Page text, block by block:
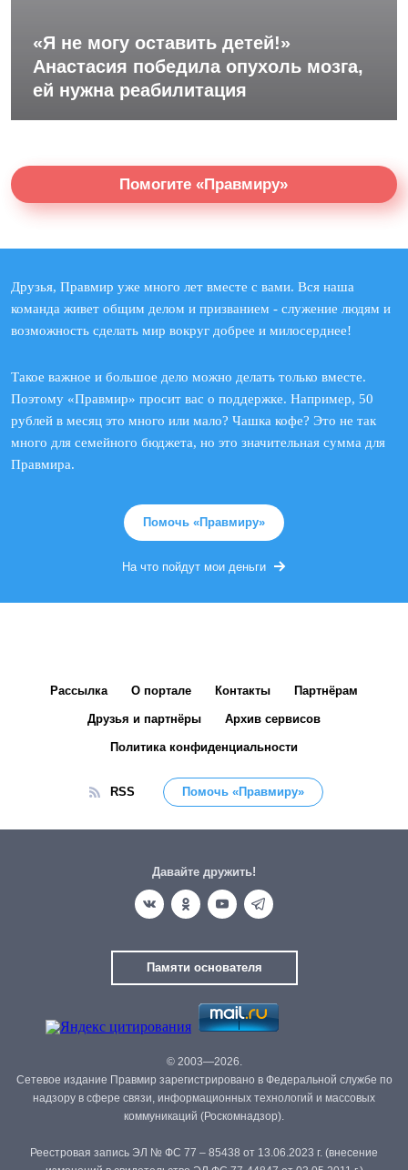
«Я не могу оставить детей!»
Анастасия победила опухоль мозга,
ей нужна реабилитация
Помогите «Правмиру»
Друзья, Правмир уже много лет вместе с вами. Вся наша
команда живет общим делом и призванием - служение людям и
возможность сделать мир вокруг добрее и милосерднее!
Такое важное и большое дело можно делать только вместе.
Поэтому «Правмир» просит вас о поддержке. Например, 50
рублей в месяц это много или мало? Чашка кофе? Это не так
много для семейного бюджета, но это значительная сумма для
Правмира.
Помочь «Правмиру»
На что пойдут мои деньги
Рассылка О портале Контакты Партнёрам
Друзья и партнёры Архив сервисов
Политика конфиденциальности
RSS Помочь «Правмиру»
Давайте дружить!
Памяти основателя
© 2003—2026.
Сетевое издание Правмир зарегистрировано в Федеральной службе по
надзору в сфере связи, информационных технологий и массовых
коммуникаций (Роскомнадзор).
Реестровая запись ЭЛ № ФС 77 – 85438 от 13.06.2023 г. (внесение